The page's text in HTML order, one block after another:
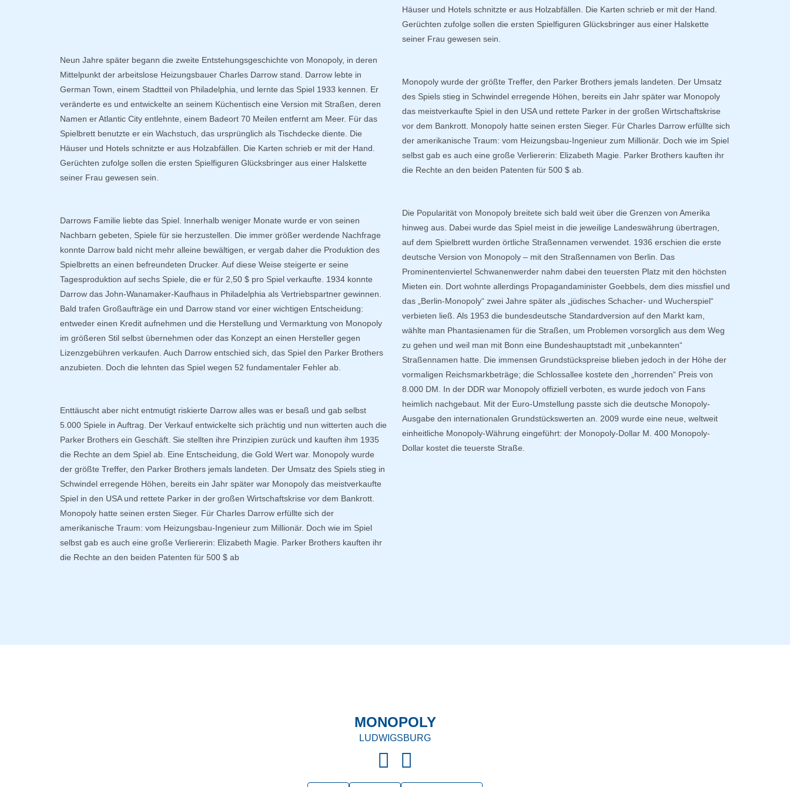
Neun Jahre später begann die zweite Entstehungsgeschichte von Monopoly, in deren
Mittelpunkt der arbeitslose Heizungsbauer Charles Darrow stand. Darrow lebte in
German Town, einem Stadtteil von Philadelphia, und lernte das Spiel 1933 kennen. Er
veränderte es und entwickelte an seinem Küchentisch eine Version mit Straßen, deren
Namen er Atlantic City entlehnte, einem Badeort 70 Meilen entfernt am Meer. Für das
Spielbrett benutzte er ein Wachstuch, das ursprünglich als Tischdecke diente. Die
Häuser und Hotels schnitzte er aus Holzabfällen. Die Karten schrieb er mit der Hand.
Gerüchten zufolge sollen die ersten Spielfiguren Glücksbringer aus einer Halskette
seiner Frau gewesen sein.
Darrows Familie liebte das Spiel. Innerhalb weniger Monate wurde er von seinen
Nachbarn gebeten, Spiele für sie herzustellen. Die immer größer werdende Nachfrage
konnte Darrow bald nicht mehr alleine bewältigen, er vergab daher die Produktion des
Spielbretts an einen befreundeten Drucker. Auf diese Weise steigerte er seine
Tagesproduktion auf sechs Spiele, die er für 2,50 $ pro Spiel verkaufte. 1934 konnte
Darrow das John-Wanamaker-Kaufhaus in Philadelphia als Vertriebspartner gewinnen.
Bald trafen Großaufträge ein und Darrow stand vor einer wichtigen Entscheidung:
entweder einen Kredit aufnehmen und die Herstellung und Vermarktung von Monopoly
im größeren Stil selbst übernehmen oder das Konzept an einen Hersteller gegen
Lizenzgebühren verkaufen. Auch Darrow entschied sich, das Spiel den Parker Brothers
anzubieten. Doch die lehnten das Spiel wegen 52 fundamentaler Fehler ab.
Enttäuscht aber nicht entmutigt riskierte Darrow alles was er besaß und gab selbst
5.000 Spiele in Auftrag. Der Verkauf entwickelte sich prächtig und nun witterten auch die
Parker Brothers ein Geschäft. Sie stellten ihre Prinzipien zurück und kauften ihm 1935
die Rechte an dem Spiel ab. Eine Entscheidung, die Gold Wert war. Monopoly wurde
der größte Treffer, den Parker Brothers jemals landeten. Der Umsatz des Spiels stieg in
Schwindel erregende Höhen, bereits ein Jahr später war Monopoly das meistverkaufte
Spiel in den USA und rettete Parker in der großen Wirtschaftskrise vor dem Bankrott.
Monopoly hatte seinen ersten Sieger. Für Charles Darrow erfüllte sich der
amerikanische Traum: vom Heizungsbau-Ingenieur zum Millionär. Doch wie im Spiel
selbst gab es auch eine große Verliererin: Elizabeth Magie. Parker Brothers kauften ihr
die Rechte an den beiden Patenten für 500 $ ab
Häuser und Hotels schnitzte er aus Holzabfällen. Die Karten schrieb er mit der Hand.
Gerüchten zufolge sollen die ersten Spielfiguren Glücksbringer aus einer Halskette
seiner Frau gewesen sein.
Monopoly wurde der größte Treffer, den Parker Brothers jemals landeten. Der Umsatz
des Spiels stieg in Schwindel erregende Höhen, bereits ein Jahr später war Monopoly
das meistverkaufte Spiel in den USA und rettete Parker in der großen Wirtschaftskrise
vor dem Bankrott. Monopoly hatte seinen ersten Sieger. Für Charles Darrow erfüllte sich
der amerikanische Traum: vom Heizungsbau-Ingenieur zum Millionär. Doch wie im Spiel
selbst gab es auch eine große Verliererin: Elizabeth Magie. Parker Brothers kauften ihr
die Rechte an den beiden Patenten für 500 $ ab.
Die Popularität von Monopoly breitete sich bald weit über die Grenzen von Amerika
hinweg aus. Dabei wurde das Spiel meist in die jeweilige Landeswährung übertragen,
auf dem Spielbrett wurden örtliche Straßennamen verwendet. 1936 erschien die erste
deutsche Version von Monopoly – mit den Straßennamen von Berlin. Das
Prominentenviertel Schwanenwerder nahm dabei den teuersten Platz mit den höchsten
Mieten ein. Dort wohnte allerdings Propagandaminister Goebbels, dem dies missfiel und
das „Berlin-Monopoly“ zwei Jahre später als „jüdisches Schacher- und Wucherspiel“
verbieten ließ. Als 1953 die bundesdeutsche Standardversion auf den Markt kam,
wählte man Phantasienamen für die Straßen, um Problemen vorsorglich aus dem Weg
zu gehen und weil man mit Bonn eine Bundeshauptstadt mit „unbekannten“
Straßennamen hatte. Die immensen Grundstückspreise blieben jedoch in der Höhe der
vormaligen Reichsmarkbeträge; die Schlossallee kostete den „horrenden“ Preis von
8.000 DM. In der DDR war Monopoly offiziell verboten, es wurde jedoch von Fans
heimlich nachgebaut. Mit der Euro-Umstellung passte sich die deutsche Monopoly-
Ausgabe den internationalen Grundstückswerten an. 2009 wurde eine neue, weltweit
einheitliche Monopoly-Währung eingeführt: der Monopoly-Dollar M. 400 Monopoly-
Dollar kostet die teuerste Straße.
MONOPOLY
LUDWIGSBURG